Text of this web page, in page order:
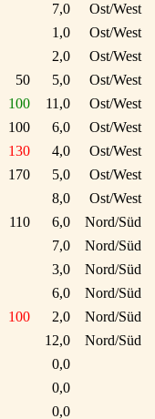
7,0 Ost/West
1,0 Ost/West
2,0 Ost/West
50 5,0 Ost/West
100 11,0 Ost/West
100 6,0 Ost/West
130 4,0 Ost/West
170 5,0 Ost/West
8,0 Ost/West
110 6,0 Nord/Süd
7,0 Nord/Süd
3,0 Nord/Süd
6,0 Nord/Süd
100 2,0 Nord/Süd
12,0 Nord/Süd
0,0
0,0
0,0